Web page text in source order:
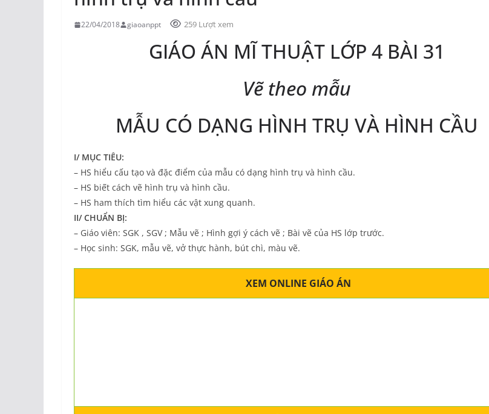
22/04/2018 giaoanppt 259 Lượt xem
GIÁO ÁN MĨ THUẬT LỚP 4 BÀI 31
Vẽ theo mẫu
MẪU CÓ DẠNG HÌNH TRỤ VÀ HÌNH CẦU
I/ MỤC TIÊU:
– HS hiểu cấu tạo và đặc điểm của mẫu có dạng hình trụ và hình cầu.
– HS biết cách vẽ hình trụ và hình cầu.
– HS ham thích tìm hiểu các vật xung quanh.
II/ CHUẨN BỊ:
– Giáo viên: SGK , SGV ; Mẫu vẽ ; Hình gợi ý cách vẽ ; Bài vẽ của HS lớp trước.
– Học sinh: SGK, mẫu vẽ, vở thực hành, bút chì, màu vẽ.
XEM ONLINE GIÁO ÁN